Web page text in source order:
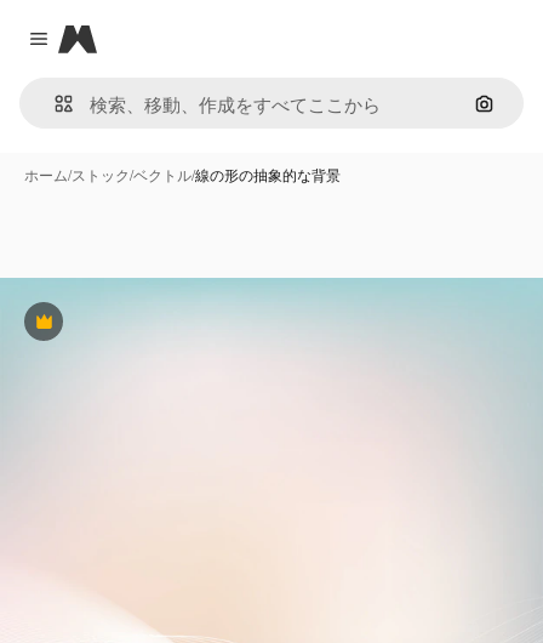
Close menu
Magnific
画像で
ホーム/ストック/ベクトル/線の形の抽象的な背景
Premium